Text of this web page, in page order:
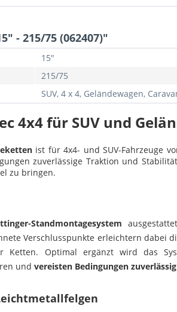
- 215/75 (062407)"
15"
215/75
SUV, 4 x 4, Geländewagen,
4x4 für SUV und
ist für 4x4- und SUV-Fahrzeuge
zuverlässige Traktion und
zu bringen.
Standmontagesystem
Verschlusspunkte erleichtern dabei
Ketten. Optimal ergänzt wird das
und vereisten Bedingungen zuverlässig